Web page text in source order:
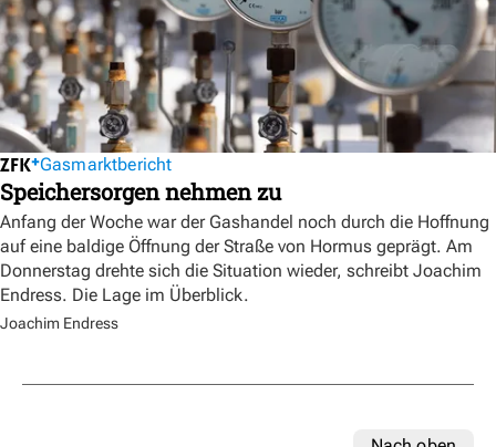
Gasmarktbericht
Speichersorgen nehmen zu
Anfang der Woche war der Gashandel noch durch die Hoffnung
auf eine baldige Öffnung der Straße von Hormus geprägt. Am
Donnerstag drehte sich die Situation wieder, schreibt Joachim
Endress. Die Lage im Überblick.
Joachim Endress